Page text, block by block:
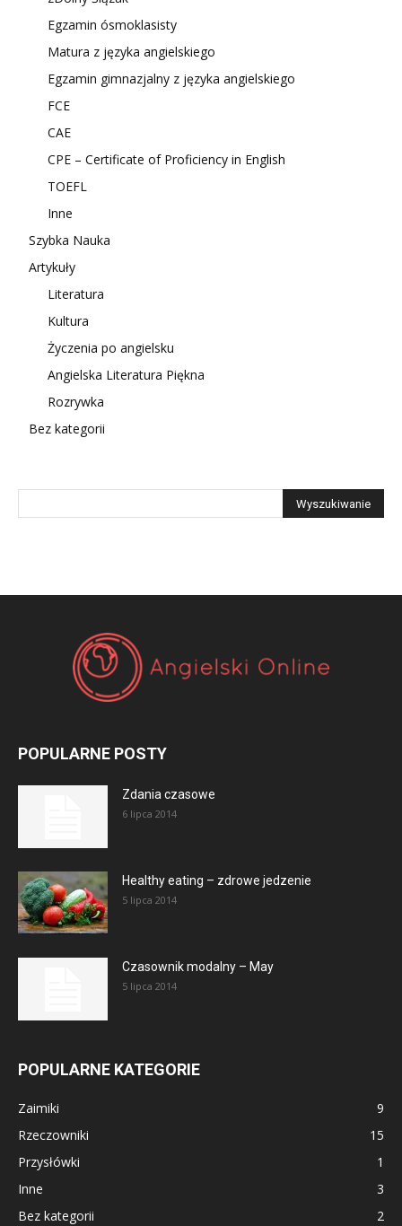
Egzamin ósmoklasisty
Matura z języka angielskiego
Egzamin gimnazjalny z języka angielskiego
FCE
CAE
CPE – Certificate of Proficiency in English
TOEFL
Inne
Szybka Nauka
Artykuły
Literatura
Kultura
Życzenia po angielsku
Angielska Literatura Piękna
Rozrywka
Bez kategorii
POPULARNE POSTY
Zdania czasowe
6 lipca 2014
Healthy eating – zdrowe jedzenie
5 lipca 2014
Czasownik modalny – May
5 lipca 2014
POPULARNE KATEGORIE
Zaimiki
9
Rzeczowniki
15
Przysłówki
1
Inne
3
Bez kategorii
2